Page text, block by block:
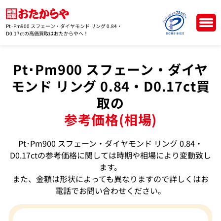
Pt･Pm900 スフェーン・ダイヤモンド リング 0.84・
D0.17ctの高価買取はおたからやへ！
Pt･Pm900 スフェーン・ダイヤ
モンド リング 0.84・D0.17ct買
取の
参考価格(相場)
Pt･Pm900 スフェーン・ダイヤモンド リング 0.84・
D0.17ctの参考価格に関しては時期や相場により変動致し
ます。
また、金額は形状によっても異なりますので詳しくはお
電話でお問い合わせください。